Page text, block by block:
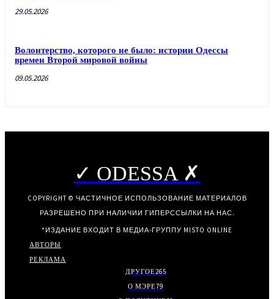
29.05.2026
Волонтерство, которого не было: истории Одессы
времен Второй мировой войны
09.05.2026
✓ ODESSA ✗
COPYRIGHT © ЧАСТИЧНОЕ ИСПОЛЬЗОВАНИЕ МАТЕРИАЛОВ
РАЗРЕШЕНО ПРИ НАЛИЧИИ ГИПЕРССЫЛКИ НА НАС.
*ИЗДАНИЕ ВХОДИТ В МЕДИА-ГРУППУ MISTO ONLINE
АВТОРЫ
РЕКЛАМА
ДРУГОЕ265
О МЭРЕ79